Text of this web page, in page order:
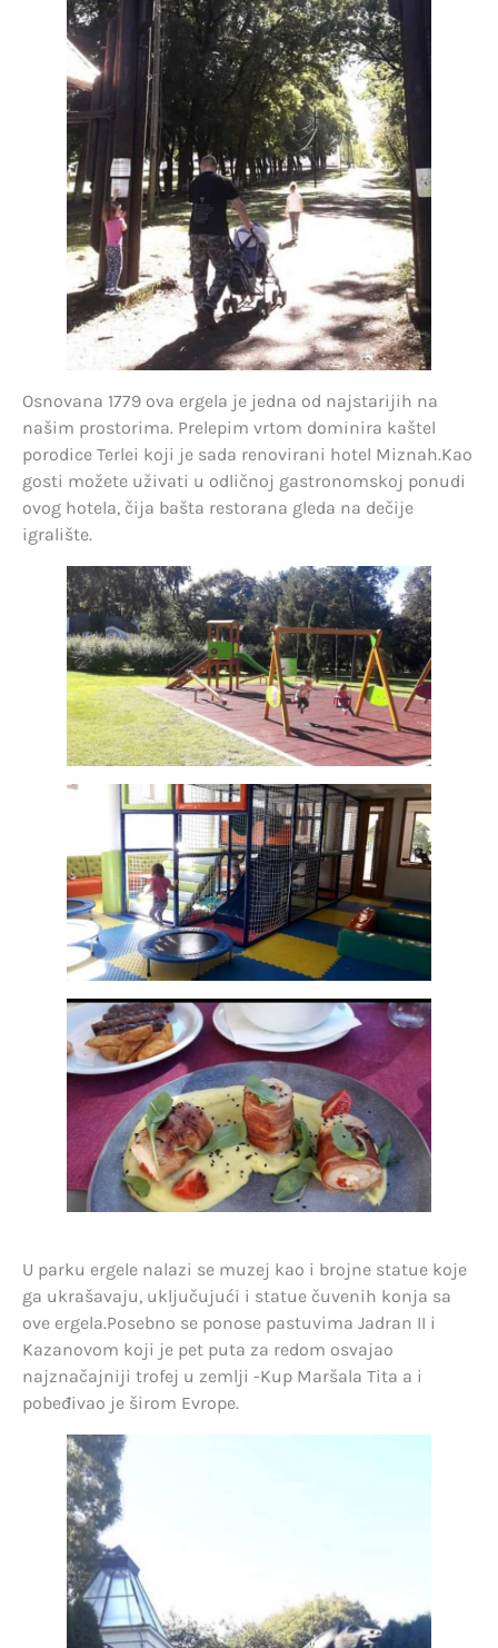
Osnovana 1779 ova ergela je jedna od najstarijih na
našim prostorima. Prelepim vrtom dominira kaštel
porodice Terlei koji je sada renovirani hotel Miznah.Kao
gosti možete uživati u odličnoj gastronomskoj ponudi
ovog hotela, čija bašta restorana gleda na dečije
igralište.
U parku ergele nalazi se muzej kao i brojne statue koje
ga ukrašavaju, uključujući i statue čuvenih konja sa
ove ergela.Posebno se ponose pastuvima Jadran II i
Kazanovom koji je pet puta za redom osvajao
najznačajniji trofej u zemlji -Kup Maršala Tita a i
pobeđivao je širom Evrope.